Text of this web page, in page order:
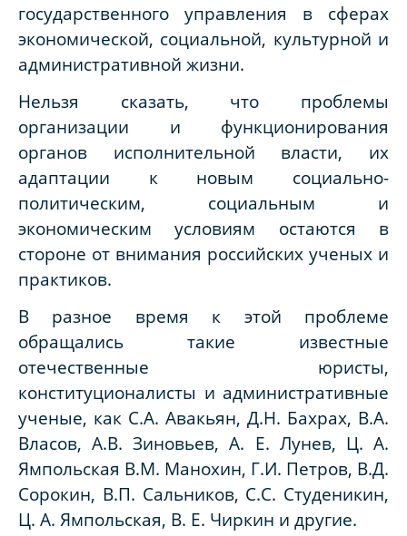
государственного управления в сферах
экономической, социальной, культурной и
административной жизни.
Нельзя сказать, что проблемы
организации и функционирования
органов исполнительной власти, их
адаптации к новым социально-
политическим, социальным и
экономическим условиям остаются в
стороне от внимания российских ученых и
практиков.
В разное время к этой проблеме
обращались такие известные
отечественные юристы,
конституционалисты и административные
ученые, как С.А. Авакьян, Д.Н. Бахрах, В.А.
Власов, А.В. Зиновьев, А. Е. Лунев, Ц. А.
Ямпольская В.М. Манохин, Г.И. Петров, В.Д.
Сорокин, В.П. Сальников, С.С. Студеникин,
Ц. А. Ямпольская, В. Е. Чиркин и другие.